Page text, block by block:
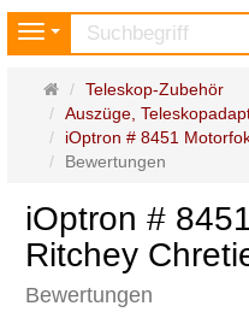
Navigation
Startseite
Teleskop-Zubehör
Auszüge,
iOptron # 8451
Bewertungen
iOptron #
Ritchey
Bewertungen